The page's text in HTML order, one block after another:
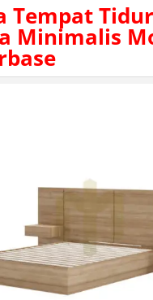
Tempat
Minimalis